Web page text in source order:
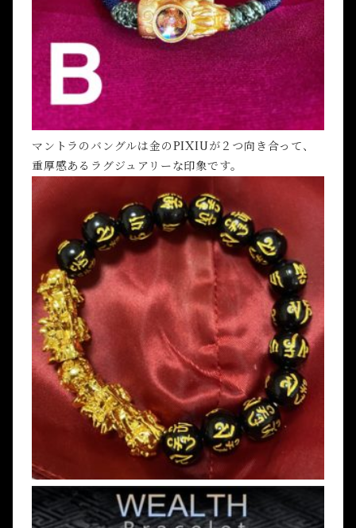
マントラのバングルは金のPIXIUが２つ向き合って、
重厚感あるラグジュアリーな印象です。